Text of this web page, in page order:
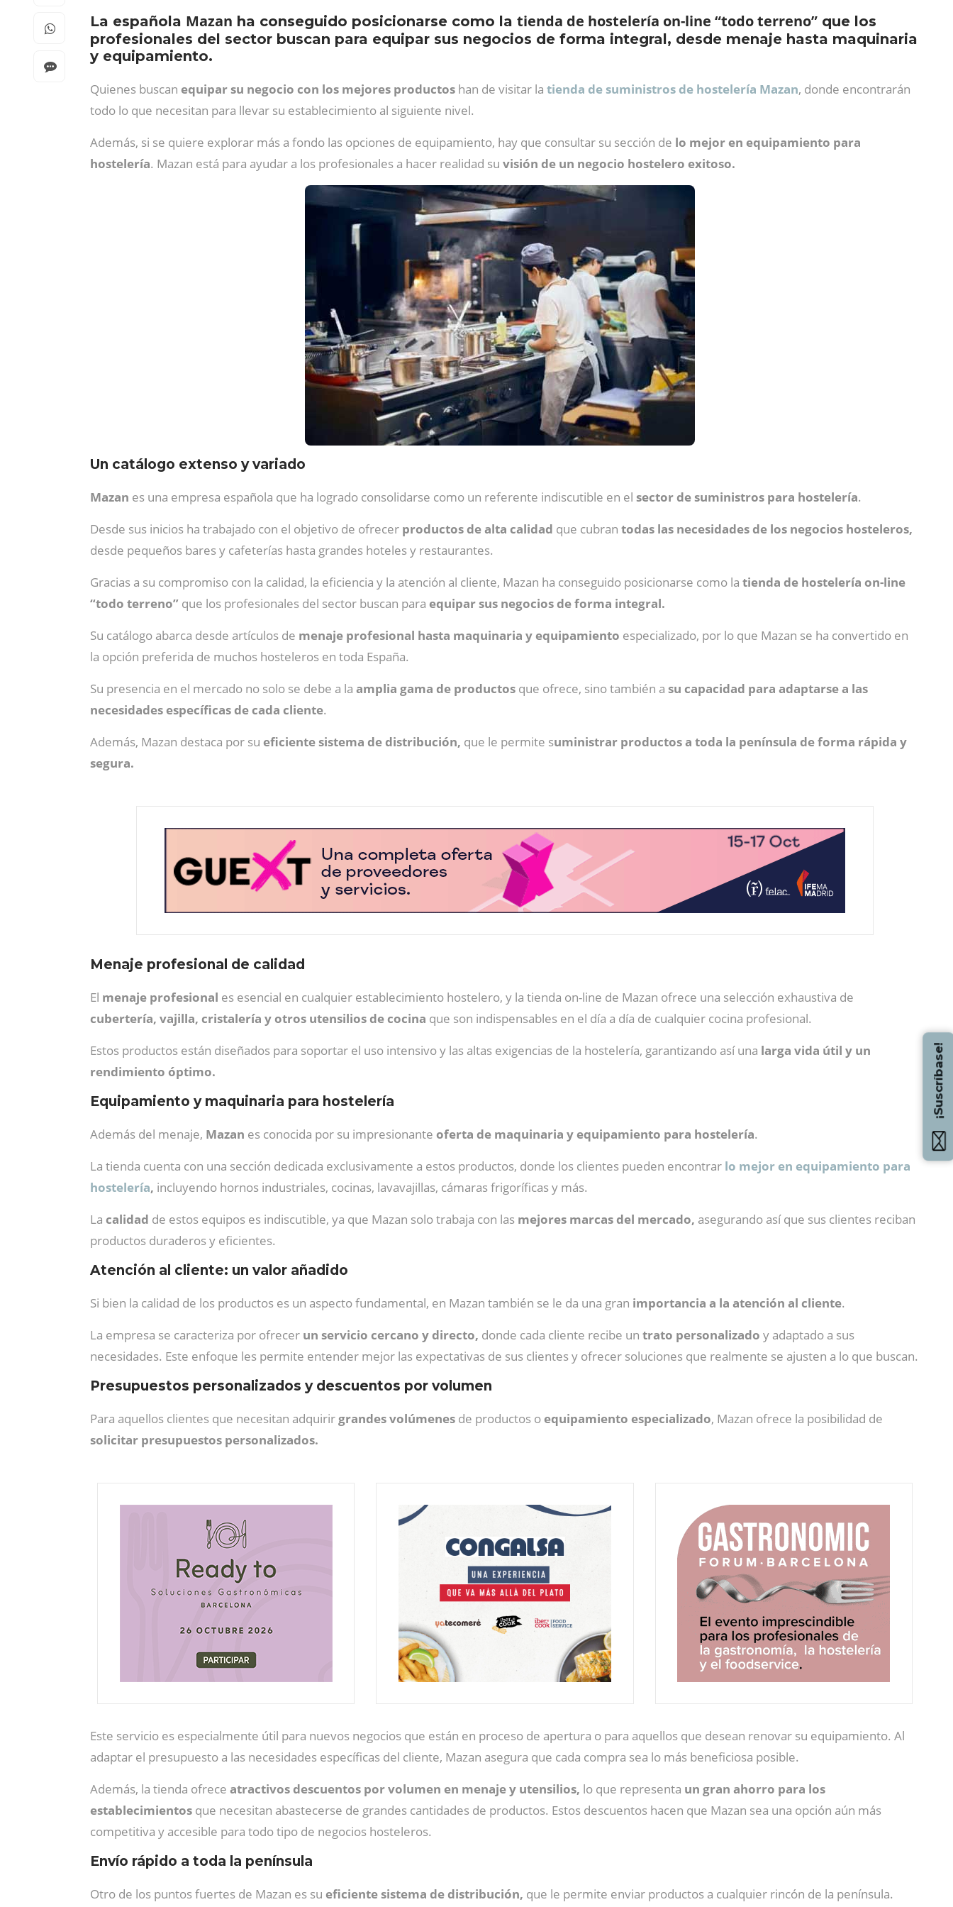
La española Mazan ha conseguido posicionarse como la tienda de hostelería on-line “todo terreno” que los
profesionales del sector buscan para equipar sus negocios de forma integral, desde menaje hasta maquinaria
y equipamiento.
Quienes buscan equipar su negocio con los mejores productos han de visitar la tienda de suministros de hostelería Mazan, donde encontrarán
todo lo que necesitan para llevar su establecimiento al siguiente nivel.
Además, si se quiere explorar más a fondo las opciones de equipamiento, hay que consultar su sección de lo mejor en equipamiento para
hostelería. Mazan está para ayudar a los profesionales a hacer realidad su visión de un negocio hostelero exitoso.
Un catálogo extenso y variado
Mazan es una empresa española que ha logrado consolidarse como un referente indiscutible en el sector de suministros para hostelería.
Desde sus inicios ha trabajado con el objetivo de ofrecer productos de alta calidad que cubran todas las necesidades de los negocios hosteleros,
desde pequeños bares y cafeterías hasta grandes hoteles y restaurantes.
Gracias a su compromiso con la calidad, la eficiencia y la atención al cliente, Mazan ha conseguido posicionarse como la tienda de hostelería on-line
“todo terreno” que los profesionales del sector buscan para equipar sus negocios de forma integral.
Su catálogo abarca desde artículos de menaje profesional hasta maquinaria y equipamiento especializado, por lo que Mazan se ha convertido en
la opción preferida de muchos hosteleros en toda España.
Su presencia en el mercado no solo se debe a la amplia gama de productos que ofrece, sino también a su capacidad para adaptarse a las
necesidades específicas de cada cliente.
Además, Mazan destaca por su eficiente sistema de distribución, que le permite suministrar productos a toda la península de forma rápida y
segura.
Menaje profesional de calidad
El menaje profesional es esencial en cualquier establecimiento hostelero, y la tienda on-line de Mazan ofrece una selección exhaustiva de
cubertería, vajilla, cristalería y otros utensilios de cocina que son indispensables en el día a día de cualquier cocina profesional.
Estos productos están diseñados para soportar el uso intensivo y las altas exigencias de la hostelería, garantizando así una larga vida útil y un
rendimiento óptimo.
Equipamiento y maquinaria para hostelería
Además del menaje, Mazan es conocida por su impresionante oferta de maquinaria y equipamiento para hostelería.
La tienda cuenta con una sección dedicada exclusivamente a estos productos, donde los clientes pueden encontrar lo mejor en equipamiento para
hostelería, incluyendo hornos industriales, cocinas, lavavajillas, cámaras frigoríficas y más.
La calidad de estos equipos es indiscutible, ya que Mazan solo trabaja con las mejores marcas del mercado, asegurando así que sus clientes reciban
productos duraderos y eficientes.
Atención al cliente: un valor añadido
Si bien la calidad de los productos es un aspecto fundamental, en Mazan también se le da una gran importancia a la atención al cliente.
La empresa se caracteriza por ofrecer un servicio cercano y directo, donde cada cliente recibe un trato personalizado y adaptado a sus
necesidades. Este enfoque les permite entender mejor las expectativas de sus clientes y ofrecer soluciones que realmente se ajusten a lo que buscan.
Presupuestos personalizados y descuentos por volumen
Para aquellos clientes que necesitan adquirir grandes volúmenes de productos oequipamiento especializado, Mazan ofrece la posibilidad de
solicitar presupuestos personalizados.
Este servicio es especialmente útil para nuevos negocios que están en proceso de apertura o para aquellos que desean renovar su equipamiento. Al
adaptar el presupuesto a las necesidades específicas del cliente, Mazan asegura que cada compra sea lo más beneficiosa posible.
Además, la tienda ofrece atractivos descuentos por volumen en menaje y utensilios, lo que representa un gran ahorro para los
establecimientos que necesitan abastecerse de grandes cantidades de productos. Estos descuentos hacen que Mazan sea una opción aún más
competitiva y accesible para todo tipo de negocios hosteleros.
Envío rápido a toda la península
Otro de los puntos fuertes de Mazan es su eficiente sistema de distribución, que le permite enviar productos a cualquier rincón de la península.
¡Suscríbase!